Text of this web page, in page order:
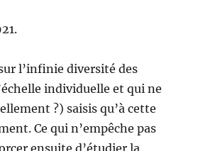
l’infinie diversité des
individuelle et qui ne
?) saisis qu’à cette
Ce qui n’empêche pas